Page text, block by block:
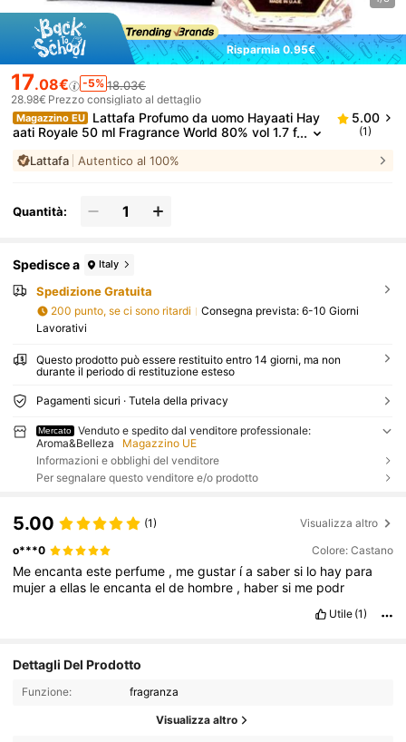
Risparmia 0.95€
17.08€ -5% 18.03€
28.98€ Prezzo consigliato al dettaglio
Magazzino EU
Lattafa Profumo da uomo Hayaati Hay
aati Royale 50 ml Fragrance World 80% vol 1.7 f
5.00
(1)
Lattafa Autentico al 100%
Quantità:
Spedisce a Italy
Spedizione Gratuita
200 punto, se ci sono ritardi Consegna prevista: 6-10 Giorni
Lavorativi
Questo prodotto può essere restituito entro 14 giorni, ma non
durante il periodo di restituzione esteso
Pagamenti sicuri · Tutela della privacy
Mercato
Venduto e spedito dal venditore professionale:
Aroma&Belleza
Magazzino UE
Informazioni e obblighi del venditore
Per segnalare questo venditore e/o prodotto
5.00 (1) Visualizza altro
o***0 Colore: Castano
Meencantaeste perfume , megustar íasabersi lo hay para
mujeraellas leencantaelde hombre , habersi me podr
Utile (1)
Dettagli Del Prodotto
Funzione: fragranza
Visualizza altro